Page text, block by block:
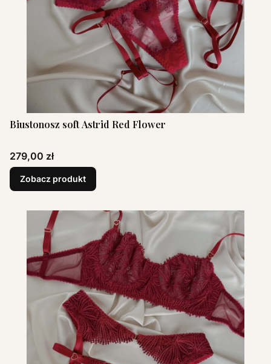
Biustonosz soft Astrid Red Flower
Cena
279,00 zł
Zobacz produkt